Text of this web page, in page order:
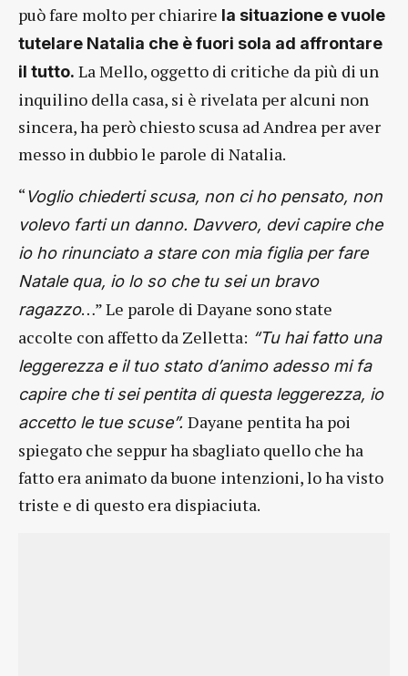
può fare molto per chiarire la situazione e vuole
tutelare Natalia che è fuori sola ad affrontare
il tutto. La Mello, oggetto di critiche da più di un
inquilino della casa, si è rivelata per alcuni non
sincera, ha però chiesto scusa ad Andrea per aver
messo in dubbio le parole di Natalia.
“Voglio chiederti scusa, non ci ho pensato, non
volevo farti un danno. Davvero, devi capire che
io ho rinunciato a stare con mia figlia per fare
Natale qua, io lo so che tu sei un bravo
ragazzo…” Le parole di Dayane sono state
accolte con affetto da Zelletta: “Tu hai fatto una
leggerezza e il tuo stato d’animo adesso mi fa
capire che ti sei pentita di questa leggerezza, io
accetto le tue scuse”. Dayane pentita ha poi
spiegato che seppur ha sbagliato quello che ha
fatto era animato da buone intenzioni, lo ha visto
triste e di questo era dispiaciuta.